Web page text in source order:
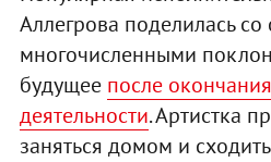
Аллегрова поделилась
многочисленными
будущее после
деятельности. Артистка
заняться домом и